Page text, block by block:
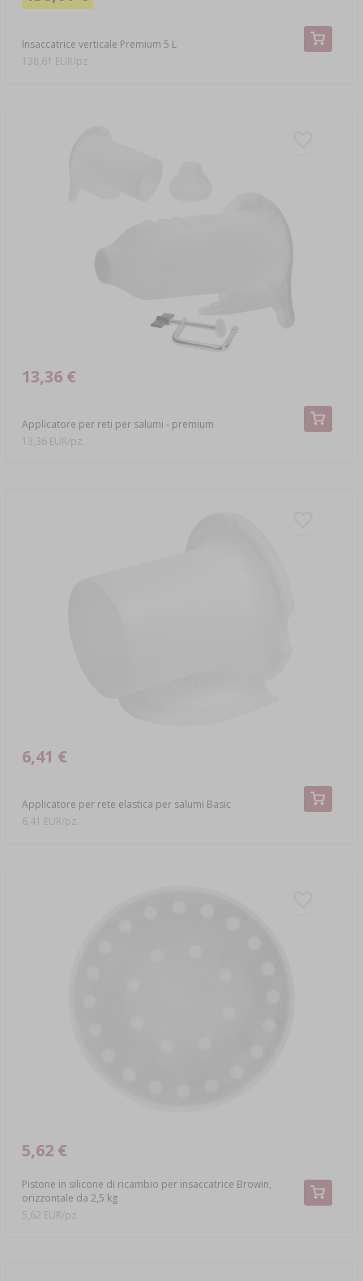
Insaccatrice verticale Premium 5 L
138,61 EUR/pz.
Applicatore per reti per salumi - premium
13,36 €
13,36 EUR/pz.
Applicatore per rete elastica per salumi Basic
6,41 €
6,41 EUR/pz.
Pistone in silicone di ricambio per insaccatrice Browin,
orizzontale da 2,5 kg
5,62 €
5,62 EUR/pz.